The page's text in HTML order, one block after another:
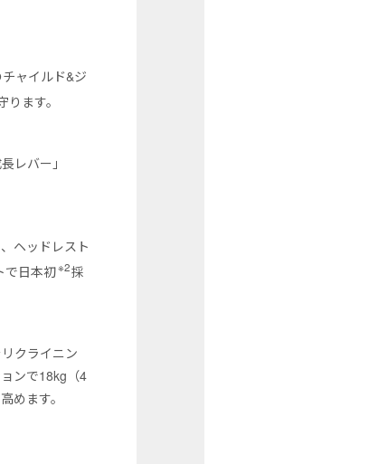
ャイルド&ジ
ます。
レバー」
ヘッドレスト
で日本初※2採
クライニン
ンで18kg（4
めます。